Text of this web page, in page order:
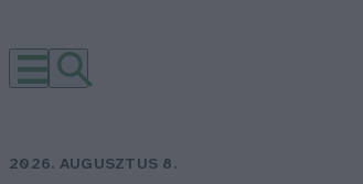
2026. AUGUSZTUS 8.